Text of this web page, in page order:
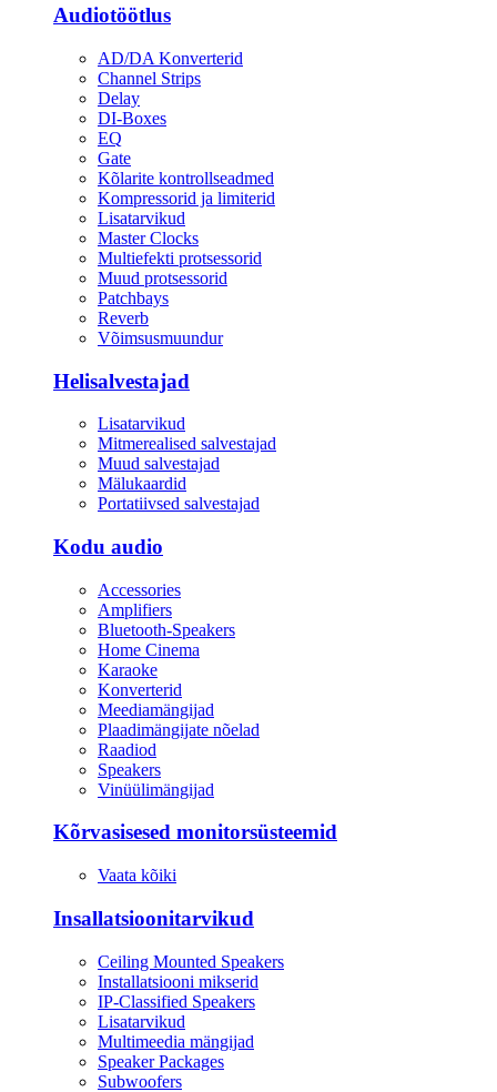
Audiotöötlus
AD/DA Konverterid
Channel Strips
Delay
DI-Boxes
EQ
Gate
Kõlarite kontrollseadmed
Kompressorid ja limiterid
Lisatarvikud
Master Clocks
Multiefekti protsessorid
Muud protsessorid
Patchbays
Reverb
Võimsusmuundur
Helisalvestajad
Lisatarvikud
Mitmerealised salvestajad
Muud salvestajad
Mälukaardid
Portatiivsed salvestajad
Kodu audio
Accessories
Amplifiers
Bluetooth-Speakers
Home Cinema
Karaoke
Konverterid
Meediamängijad
Plaadimängijate nõelad
Raadiod
Speakers
Vinüülimängijad
Kõrvasisesed monitorsüsteemid
Vaata kõiki
Insallatsioonitarvikud
Ceiling Mounted Speakers
Installatsiooni mikserid
IP-Classified Speakers
Lisatarvikud
Multimeedia mängijad
Speaker Packages
Subwoofers